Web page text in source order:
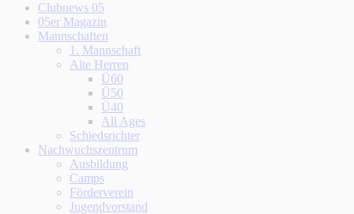
Clubnews 05
05er Magazin
Mannschaften
1. Mannschaft
Alte Herren
Ü60
Ü50
Ü40
All Ages
Schiedsrichter
Nachwuchszentrum
Ausbildung
Camps
Förderverein
Jugendvorstand